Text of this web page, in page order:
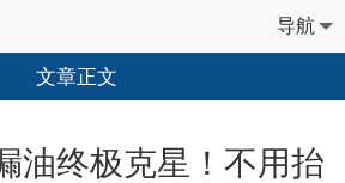
导航
文章正文
油终极克星！不用抬